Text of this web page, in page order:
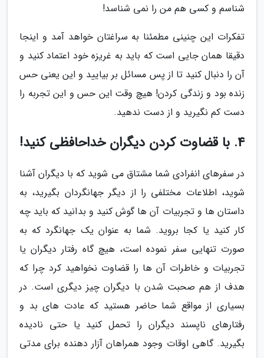
شناسم و کسی هم من را نمی شناسد!
تفکرات این چنینی مطمئنا به سراغتان خواهد آمد و اینجا
دقیقا همان جایی است که باید به غریزه خود اعتماد کنید و
آن را دنبال کنید تا از پس مسائل بر بیایید و این یعنی حس
زنده بود و زندگی کردن! هیچ وقت این حس و این تجربه را
دست کم نگیرید و از دست ندهید.
4. با قضاوت کردن دیگران خداحافظی کنید!
در سفرهای انفرادی شما مشتاق می شوید که با دیگران آشنا
شوید، اطلاعات مختلفی را از دیگر جهانگردان بگیرید، به
داستان ها و تجربیات آن ها گوش کنید و بدانید که باید چه
کار کنید یا کجا بروید. شما به عنوان یک جهانگرد که به
صورت تنهایی سفر نموده است، هیچ گاه رفتار دیگران یا
تجربیات و خاطرات آن ها را قضاوت نخواهید کرد چرا که
هدف از هم صحبت شدن با دیگران چیز دیگری است. در
بسیاری از مواقع شما حاضر هستید که عادت های بد و
رفتارهای ناپسند دیگران را تحمل کنید یا حتی نادیده
بگیرید. گاهی اوقات وجود همراهان آزار دهنده برای مدتی